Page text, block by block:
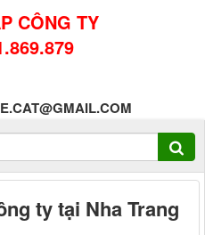
CÔNG TY
ty tại Nha Trang